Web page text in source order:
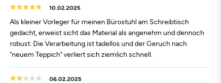
10.02.2025
Als kleiner Vorleger für meinen Bürostuhl am Schreibtisch
gedacht, erweist sicht das Material als angenehm und dennoch
robust. Die Verarbeitung ist tadellos und der Geruch nach
"neuem Teppich" verliert sich ziemlich schnell.
06.02.2025